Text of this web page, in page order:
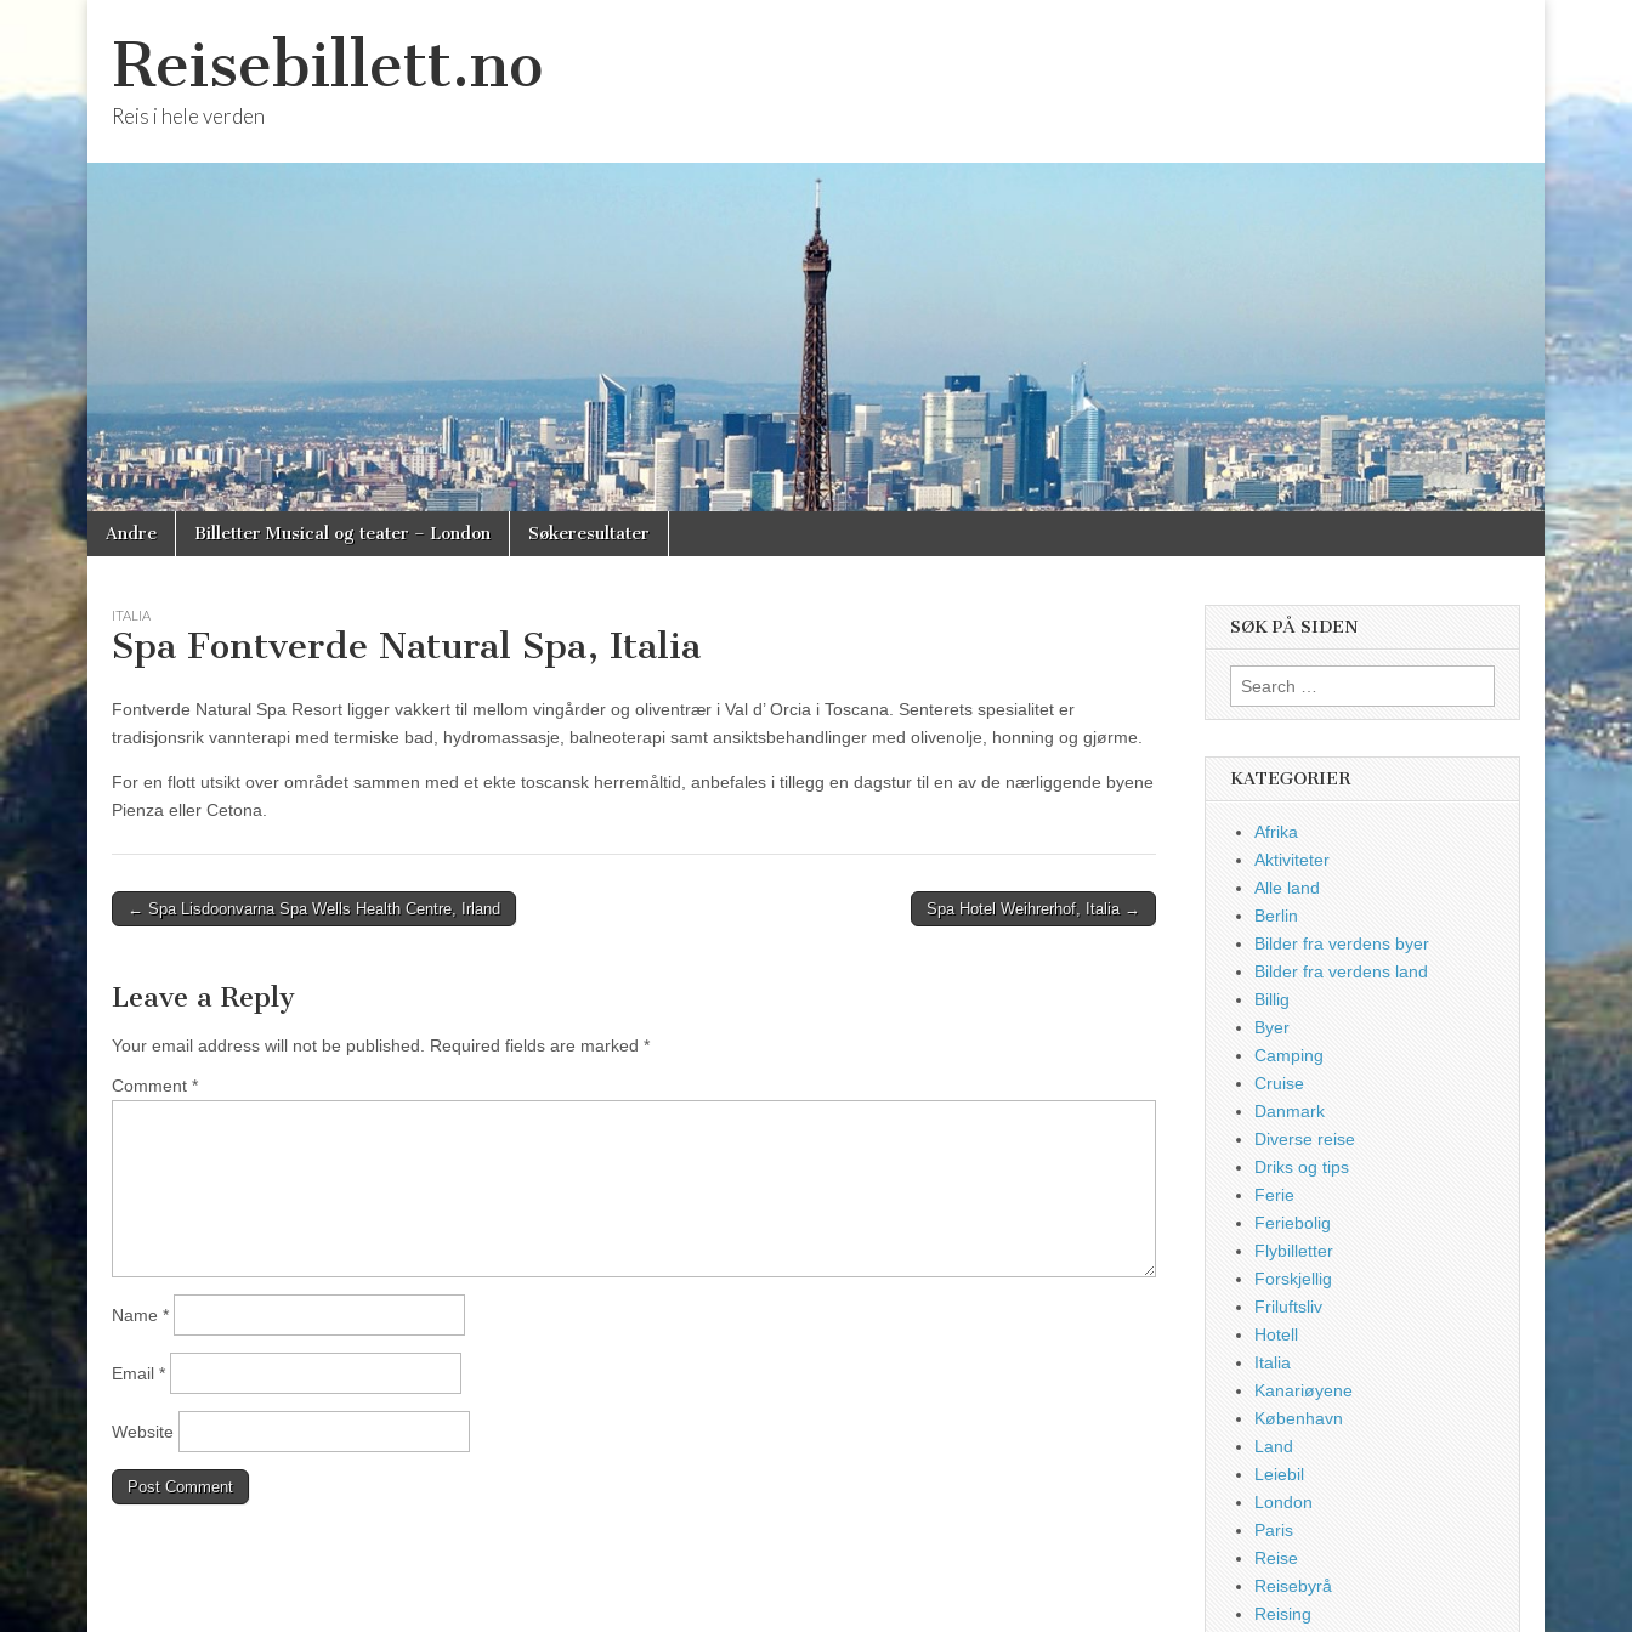
Reisebillett.no
Reis i hele verden
Main
menu
Skip
to
content
Andre Billetter Musical og teater – London Søkeresultater
ITALIA
Spa Fontverde Natural Spa, Italia
Fontverde Natural Spa Resort ligger vakkert til mellom vingårder og oliventrær i Val d’ Orcia i Toscana. Senterets spesialitet er
tradisjonsrik vannterapi med termiske bad, hydromassasje, balneoterapi samt ansiktsbehandlinger med olivenolje, honning og gjørme.
For en flott utsikt over området sammen med et ekte toscansk herremåltid, anbefales i tillegg en dagstur til en av de nærliggende byene
Pienza eller Cetona.
Post
← Spa Lisdoonvarna Spa Wells Health Centre, Irland Spa Hotel Weihrerhof, Italia →
Leave a Reply
Your email address will not be published. Required fields are marked *
Comment *
Name *
Email *
Website
SØK PÅ SIDEN
Search
for:
KATEGORIER
Afrika
Aktiviteter
Alle land
Berlin
Bilder fra verdens byer
Bilder fra verdens land
Billig
Byer
Camping
Cruise
Danmark
Diverse reise
Driks og tips
Ferie
Feriebolig
Flybilletter
Forskjellig
Friluftsliv
Hotell
Italia
Kanariøyene
København
Land
Leiebil
London
Paris
Reise
Reisebyrå
Reising